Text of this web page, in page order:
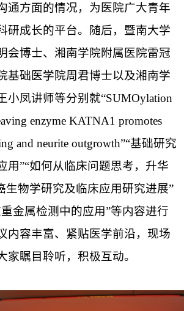
通方面的情况，为医院广大青年
研成长的平台。随后，暨南大学
会博士、湘南学院附属医院雷冠
基础医学院周君博士以及湘南学
小凤讲师等分别就“SUMOylation
enzyme KATNA1 promotes
and neurite outgrowth”“基础研究
用”“如何从临床问题思考，升华
生物学研究及临床应用研究进展”
金属检测中的应用”等内容进行
内容丰富、紧贴医学前沿，现场
家瞩目聆听，积极互动。